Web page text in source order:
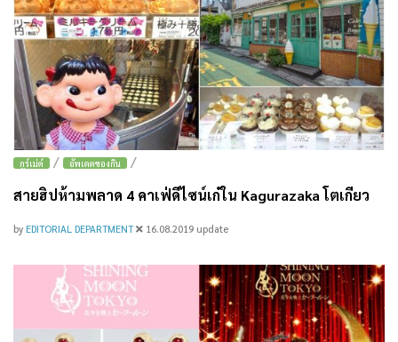
กูร์เม่ต์ / อัพเดตของกิน /
สายฮิปห้ามพลาด 4 คาเฟ่ดีไซน์เก๋ใน Kagurazaka โตเกียว
by EDITORIAL DEPARTMENT 16.08.2019 update